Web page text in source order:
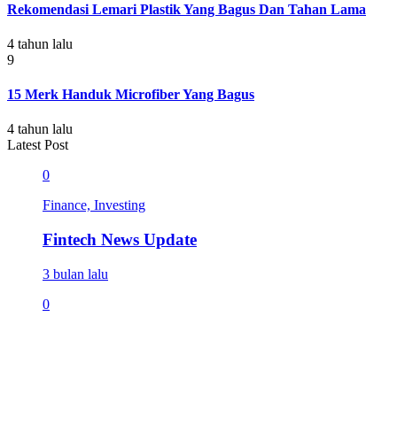
Rekomendasi Lemari Plastik Yang Bagus Dan Tahan Lama
4 tahun lalu
9
15 Merk Handuk Microfiber Yang Bagus
4 tahun lalu
Latest Post
0
Finance, Investing
Fintech News Update
3 bulan lalu
0